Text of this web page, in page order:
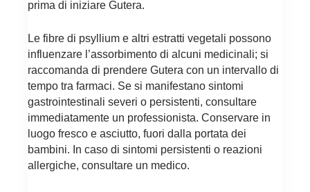
prima di iniziare Gutera.
Le fibre di psyllium e altri estratti vegetali possono
influenzare l’assorbimento di alcuni medicinali; si
raccomanda di prendere Gutera con un intervallo di
tempo tra farmaci. Se si manifestano sintomi
gastrointestinali severi o persistenti, consultare
immediatamente un professionista. Conservare in
luogo fresco e asciutto, fuori dalla portata dei
bambini. In caso di sintomi persistenti o reazioni
allergiche, consultare un medico.